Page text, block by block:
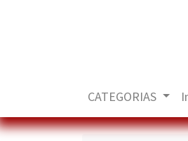
CATEGORIAS